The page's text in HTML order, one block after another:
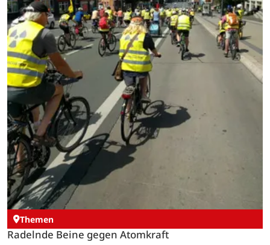
Themen
Radelnde Beine gegen Atomkraft